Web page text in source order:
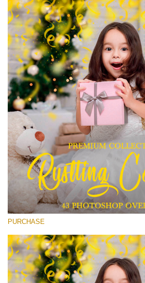
Large 6000*4000px
Entire Collection
(1783 Overlays)
Large 6000*4000px
ดาวน์โหลดฟรี
PURCHASE